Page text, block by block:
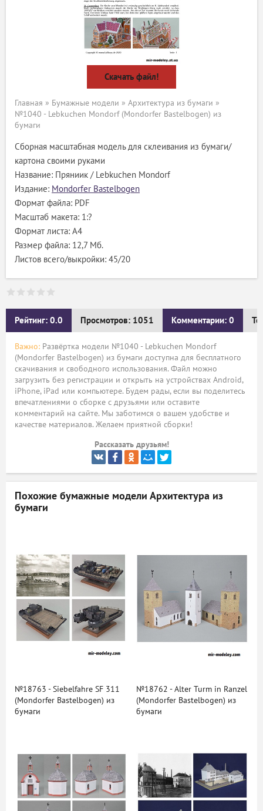
Скачать файл!
Главная » Бумажные модели » Архитектура из бумаги »
№1040 - Lebkuchen Mondorf (Mondorfer Bastelbogen) из
бумаги
Сборная масштабная модель для склеивания из бумаги/
картона своими руками
Название: Пряниик / Lebkuchen Mondorf
Издание: Mondorfer Bastelbogen
Формат файла: PDF
Масштаб макета: 1:?
Формат листа: А4
Размер файла: 12,7 Мб.
Листов всего/выкройки: 45/20
Рейтинг: 0.0 Просмотров: 1051 Комментарии: 0
Важно: Развёртка модели №1040 - Lebkuchen Mondorf
(Mondorfer Bastelbogen) из бумаги доступна для бесплатного
скачивания и свободного использования. Файл можно
загрузить без регистрации и открыть на устройствах Android,
iPhone, iPad или компьютере. Будем рады, если вы поделитесь
впечатлениями о сборке с друзьями или оставите
комментарий на сайте. Мы заботимся о вашем удобстве и
качестве материалов. Желаем приятной сборки!
Рассказать друзьям!
Похожие бумажные модели Архитектура из
бумаги
№18763 - Siebelfahre SF 311
(Mondorfer Bastelbogen) из
бумаги
№18762 - Alter Turm in Ranzel
(Mondorfer Bastelbogen) из
бумаги